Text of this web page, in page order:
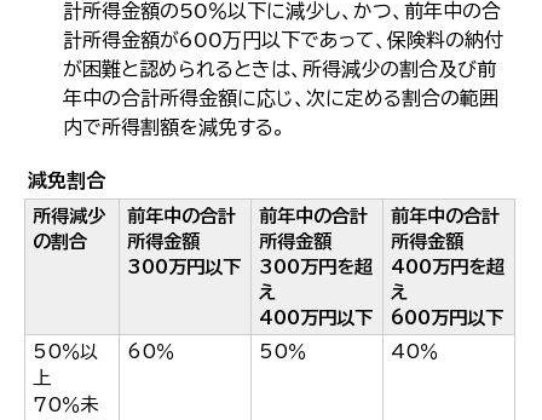
計所得金額の50％以下に減少し、かつ、前年中の合
計所得金額が600万円以下であって、保険料の納付
が困難と認められるときは、所得減少の割合及び前
年中の合計所得金額に応じ、次に定める割合の範囲
内で所得割額を減免する。
減免割合
所得減少
の割合
前年中の合計
所得金額
300万円以下
前年中の合計
所得金額
300万円を超
え
400万円以下
前年中の合計
所得金額
400万円を超
え
600万円以下
50％以
上
70％未
60％ 50％ 40％